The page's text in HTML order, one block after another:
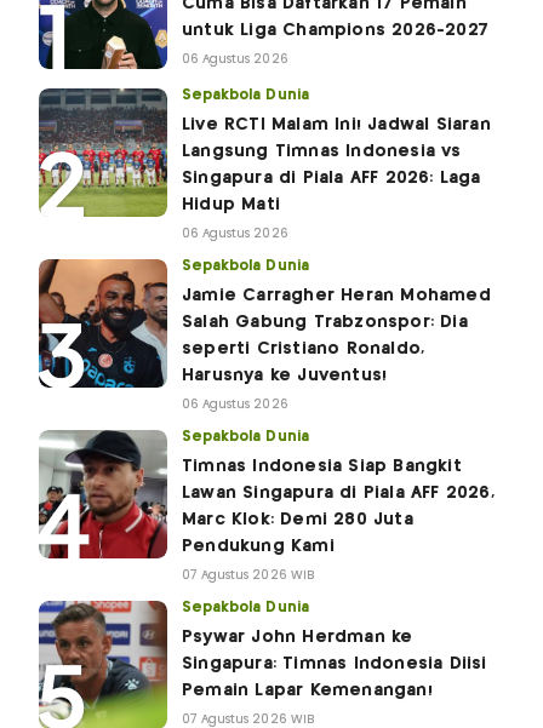
untuk Liga Champions 2026-2027
06 Agustus 2026
Sepakbola Dunia
Live RCTI Malam Ini! Jadwal Siaran
Langsung Timnas Indonesia vs
Singapura di Piala AFF 2026: Laga
Hidup Mati
06 Agustus 2026
Sepakbola Dunia
Jamie Carragher Heran Mohamed
Salah Gabung Trabzonspor: Dia
seperti Cristiano Ronaldo,
Harusnya ke Juventus!
06 Agustus 2026
Sepakbola Dunia
Timnas Indonesia Siap Bangkit
Lawan Singapura di Piala AFF 2026,
Marc Klok: Demi 280 Juta
Pendukung Kami
07 Agustus 2026 WIB
Sepakbola Dunia
Psywar John Herdman ke
Singapura: Timnas Indonesia Diisi
Pemain Lapar Kemenangan!
07 Agustus 2026 WIB